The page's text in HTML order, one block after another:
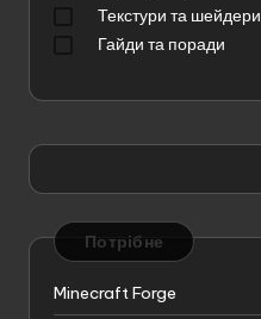
Текстури та шейдери
Гайди та поради
Потрібне
Minecraft Forge